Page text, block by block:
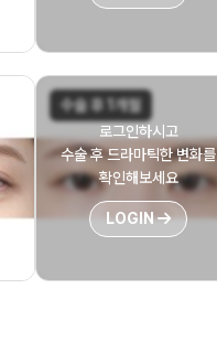
수술 후 1개월
로그인하시고
수술 후 드라마틱한 변화를
확인해보세요
LOGIN